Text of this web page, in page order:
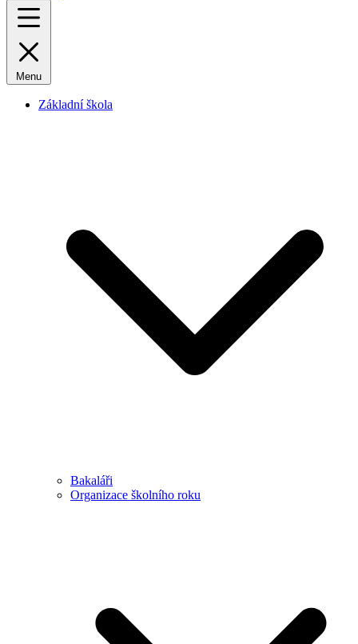
Menu
Základní škola
Bakaláři
Organizace školního roku